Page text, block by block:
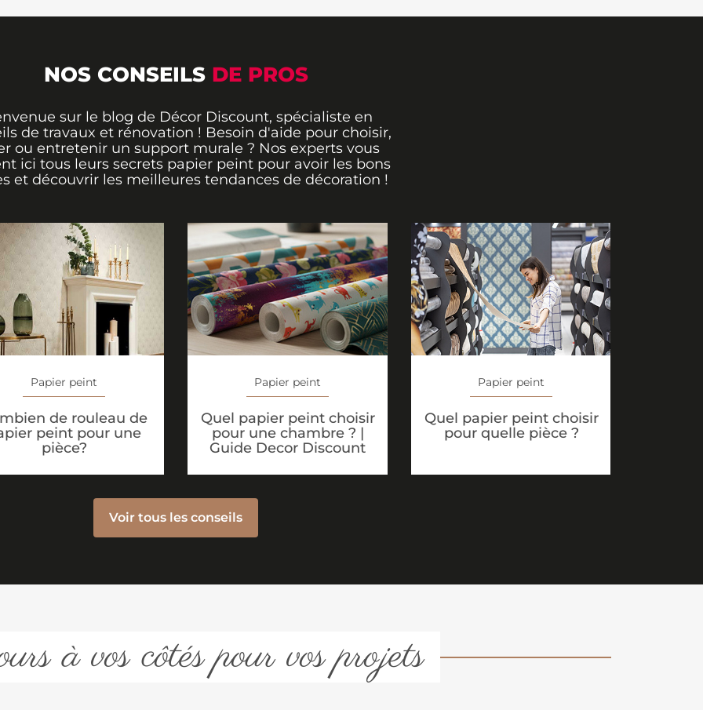
et de caractère !
NOS CONSEILS DE PROS
sur le blog de Décor Discount, spécialiste en
de travaux et rénovation ! Besoin d'aide pour choisir,
ou entretenir un support murale ? Nos experts vous
ici tous leurs secrets papier peint pour avoir les bons
et découvrir les meilleures tendances de décoration !
Papier peint
de rouleau de
peint pour une
pièce?
Papier peint
Quel papier peint choisir
pour une chambre ? |
Guide Decor Discount
Papier peint
Quel papier peint choisir
pour quelle pièce ?
Voir tous les conseils
à vos côtés pour vos projets